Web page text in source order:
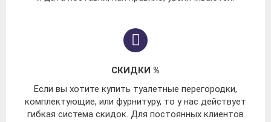
СКИДКИ %
Если вы хотите купить туалетные перегородки,
комплектующие, или фурнитуру, то у нас действует
гибкая система скидок. Для постоянных клиентов